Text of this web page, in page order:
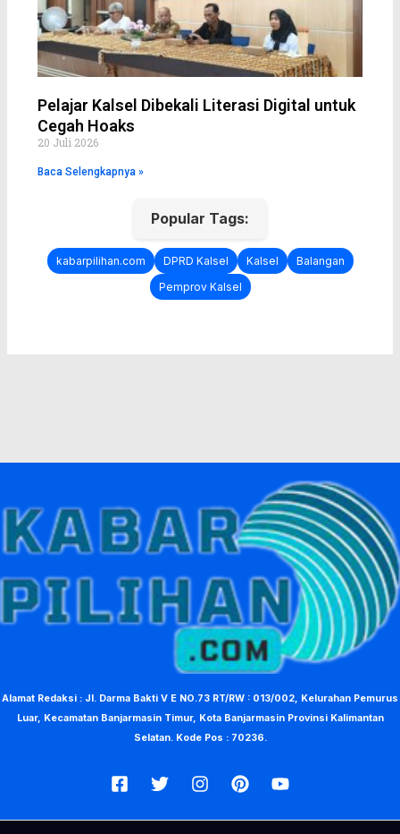
Pelajar Kalsel Dibekali Literasi Digital untuk
Cegah Hoaks
20 Juli 2026
Baca Selengkapnya »
Popular Tags:
kabarpilihan.com DPRD Kalsel Kalsel
Balangan
Pemprov Kalsel
Alamat Redaksi : Jl. Darma Bakti V E NO.73 RT/RW : 013/002, Kelurahan Pemurus
Luar, Kecamatan Banjarmasin Timur, Kota Banjarmasin Provinsi Kalimantan
Selatan. Kode Pos : 70236.